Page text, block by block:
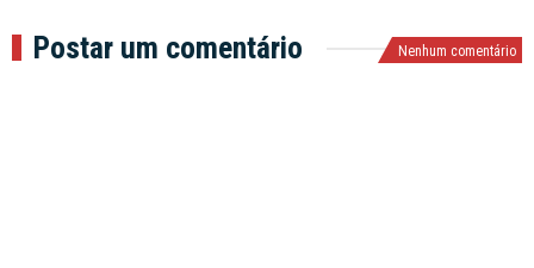
Postar um comentário Nenhum comentário